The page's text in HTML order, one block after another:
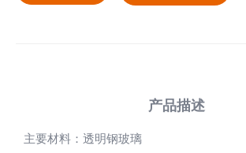
产品描述
主要材料：透明钢玻璃